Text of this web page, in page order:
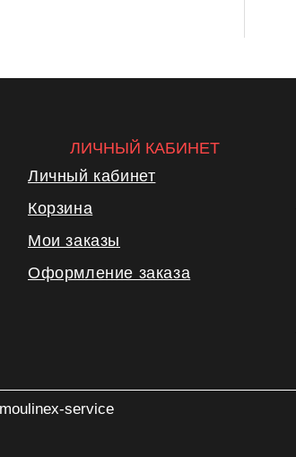
ЛИЧНЫЙ КАБИНЕТ
Личный кабинет
Корзина
Мои заказы
Оформление заказа
service